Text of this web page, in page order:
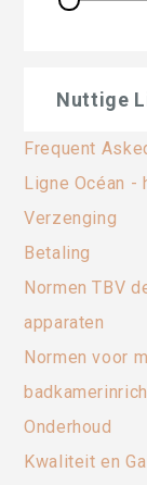
Nuttige
Frequent
Ligne Océan -
Verzenging
Betaling
Normen TBV
apparaten
Normen voor
Onderhoud
Kwaliteit en